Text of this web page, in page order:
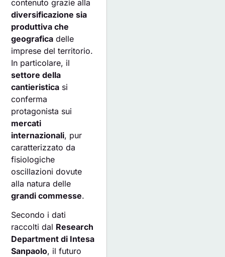
contenuto grazie alla
diversificazione sia
produttiva che
geografica delle
imprese del territorio.
In particolare, il
settore della
cantieristica si
conferma
protagonista sui
mercati
internazionali, pur
caratterizzato da
fisiologiche
oscillazioni dovute
alla natura delle
grandi commesse.
Secondo i dati
raccolti dal Research
Department di Intesa
Sanpaolo, il futuro